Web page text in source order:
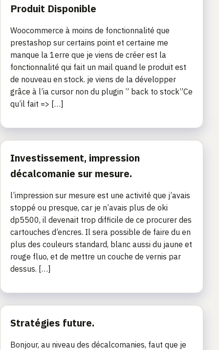
Produit Disponible
Woocommerce à moins de fonctionnalité que
prestashop sur certains point et certaine me
manque la 1erre que je viens de créer est la
fonctionnalité qui fait un mail quand le produit est
de nouveau en stock. je viens de la développer
grâce à l’ia cursor non du plugin ” back to stock”Ce
qu’il fait => […]
Investissement, impression
décalcomanie sur mesure.
l’impression sur mesure est une activité que j’avais
stoppé ou presque, car je n’avais plus de oki
dp5500, il devenait trop difficile de ce procurer des
cartouches d’encres. Il sera possible de faire du en
plus des couleurs standard, blanc aussi du jaune et
rouge fluo, et de mettre un couche de vernis par
dessus. […]
Stratégies future.
Bonjour, au niveau des décalcomanies, faut que je